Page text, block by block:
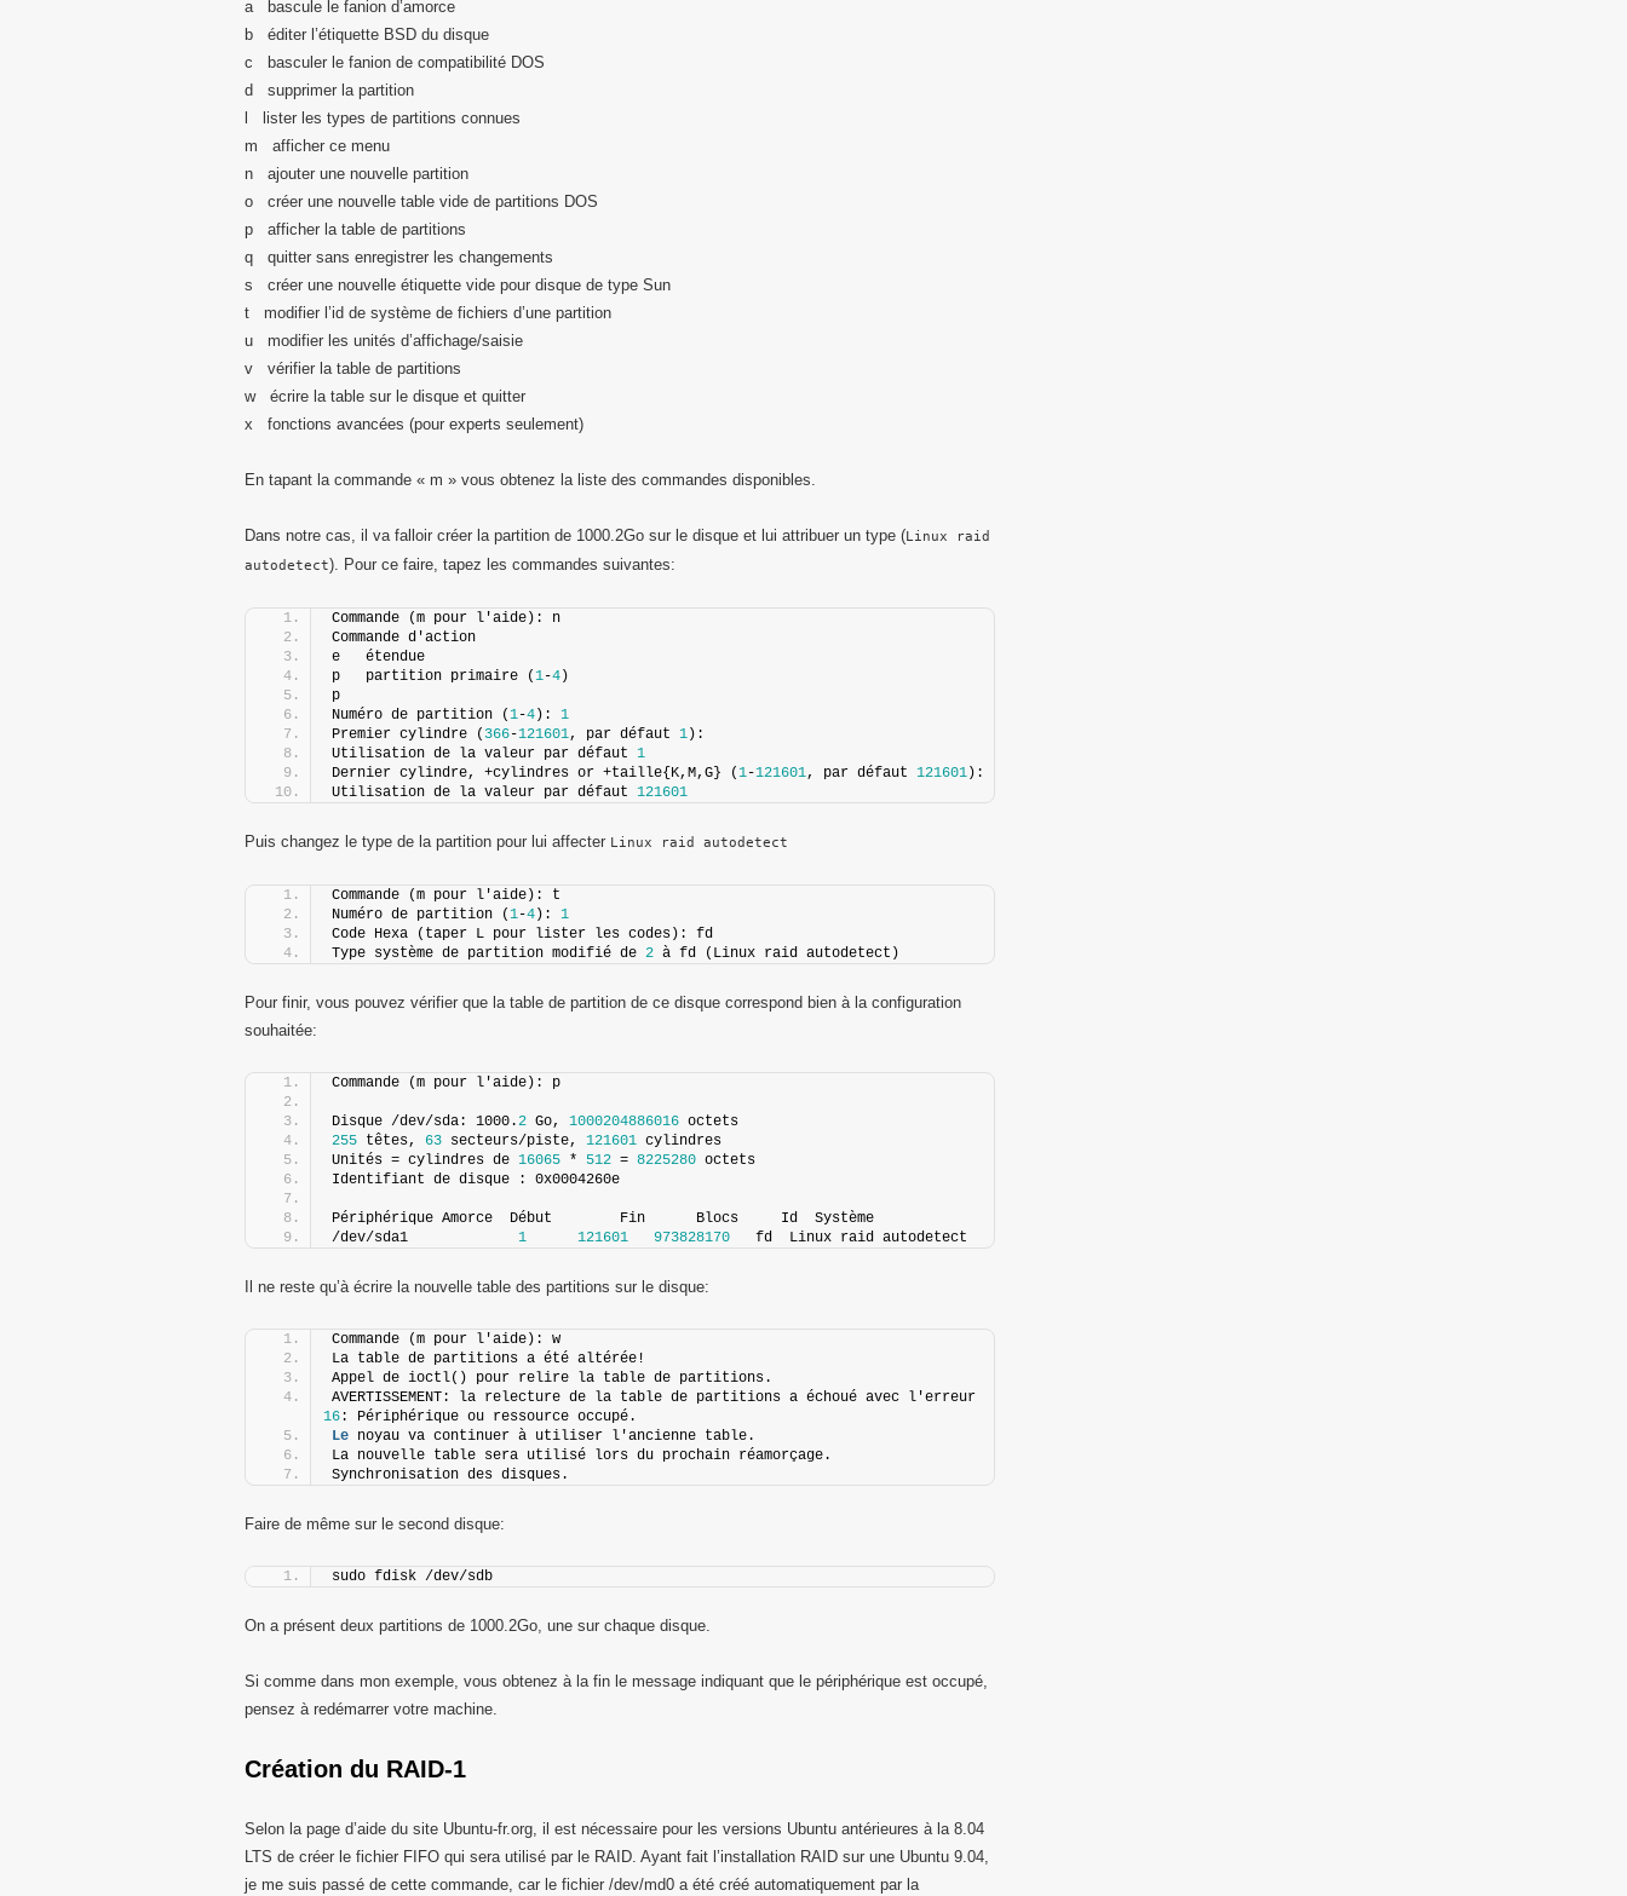
a bascule le fanion d’amorce
b éditer l’étiquette BSD du disque
c basculer le fanion de compatibilité DOS
d supprimer la partition
l lister les types de partitions connues
m afficher ce menu
n ajouter une nouvelle partition
o créer une nouvelle table vide de partitions DOS
p afficher la table de partitions
q quitter sans enregistrer les changements
s créer une nouvelle étiquette vide pour disque de type Sun
t modifier l’id de système de fichiers d’une partition
u modifier les unités d’affichage/saisie
v vérifier la table de partitions
w écrire la table sur le disque et quitter
x fonctions avancées (pour experts seulement)
En tapant la commande « m » vous obtenez la liste des commandes disponibles.
Dans notre cas, il va falloir créer la partition de 1000.2Go sur le disque et lui attribuer un type (Linux raid
autodetect). Pour ce faire, tapez les commandes suivantes:
Commande (m pour l'aide): n
Commande d'action
e   étendue
p   partition primaire (1-4)
p
Numéro de partition (1-4): 1
Premier cylindre ( 366-121601, par défaut 1):
Utilisation de la valeur par défaut 1
Dernier cylindre, +cylindres or +taille{K,M,G} (1-121601, par défaut 121601):
Utilisation de la valeur par défaut 121601
Puis changez le type de la partition pour lui affecter Linux raid autodetect
Commande (m pour l'aide): t
Numéro de partition (1-4): 1
Code Hexa (taper L pour lister les codes): fd
Type système de partition modifié de 2 à fd (Linux raid autodetect)
Pour finir, vous pouvez vérifier que la table de partition de ce disque correspond bien à la configuration
souhaitée:
Commande (m pour l'aide): p
Disque /dev/sda: 1000.2 Go, 1000204886016 octets
255 têtes, 63 secteurs/piste, 121601 cylindres
Unités = cylindres de 16065 * 512 = 8225280 octets
Identifiant de disque : 0x0004260e
Périphérique Amorce  Début        Fin      Blocs     Id  Système
/dev/sda1 1 121601 973828170
   fd  Linux raid autodetect
Il ne reste qu’à écrire la nouvelle table des partitions sur le disque:
Commande (m pour l'aide): w
La table de partitions a été altérée!
Appel de ioctl() pour relire la table de partitions.
16: Périphérique ou ressource occupé.
Le noyau va continuer à utiliser l'ancienne table.
La nouvelle table sera utilisé lors du prochain réamorçage.
Synchronisation des disques.
Faire de même sur le second disque:
sudo fdisk /dev/sdb
On a présent deux partitions de 1000.2Go, une sur chaque disque.
Si comme dans mon exemple, vous obtenez à la fin le message indiquant que le périphérique est occupé,
pensez à redémarrer votre machine.
Création du RAID-1
Selon la page d’aide du site Ubuntu-fr.org, il est nécessaire pour les versions Ubuntu antérieures à la 8.04
LTS de créer le fichier FIFO qui sera utilisé par le RAID. Ayant fait l’installation RAID sur une Ubuntu 9.04,
je me suis passé de cette commande, car le fichier /dev/md0 a été créé automatiquement par la